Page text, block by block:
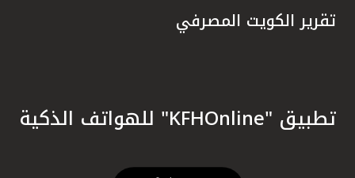
تقرير الكويت المصرفي
تطبيق "KFHOnline" للهواتف الذكية